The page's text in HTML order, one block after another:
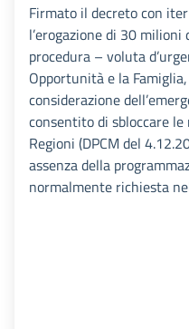
Firmato il decreto con
l’erogazione di 30
procedura – voluta
Opportunità e la
considerazione
consentito di sbloccare
Regioni (DPCM del
assenza della
normalmente richiesta